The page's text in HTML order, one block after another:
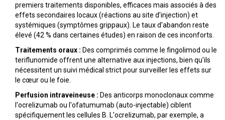
premiers traitements disponibles, efficaces mais associés à des
effets secondaires locaux (réactions au site d'injection) et
systémiques (symptômes grippaux). Le taux d'abandon reste
élevé (42 % dans certaines études) en raison de ces inconforts.
Traitements oraux : Des comprimés comme le fingolimod ou le
teriflunomide offrent une alternative aux injections, bien qu'ils
nécessitent un suivi médical strict pour surveiller les effets sur
le cœur ou le foie.
Perfusion intraveineuse : Des anticorps monoclonaux comme
l'ocrelizumab ou l'ofatumumab (auto-injectable) ciblent
spécifiquement les cellules B. L'ocrelizumab, par exemple, a